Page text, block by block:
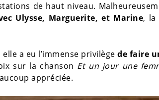
de haut niveau.
Ulysse, Marguerite, et Marine, la
a eu l’immense privilège de faire
sur la chanson Et un jour une
appréciée.